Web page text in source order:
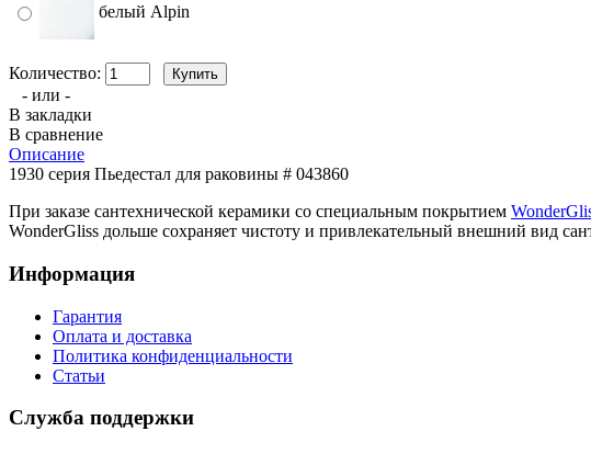
белый Alpin
Количество:
- или -
В закладки
В сравнение
Описание
1930 серия Пьедестал для раковины # 043860
При заказе сантехнической керамики со специальным покрытием
WonderGliss дольше сохраняет чистоту и привлекательный внешний вид
Информация
Гарантия
Оплата и доставка
Политика конфиденциальности
Статьи
Служба поддержки